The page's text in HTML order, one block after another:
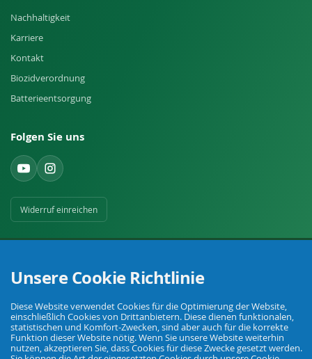
Nachhaltigkeit
Karriere
Kontakt
Biozidverordnung
Batterieentsorgung
Folgen Sie uns
Widerruf einreichen
Ihr Fachhandel für Landwirtschaft, Viehhaltung, Haus, Hof und Garten.
Unsere Cookie Richtlinie
Diese Website verwendet Cookies für die Optimierung der Website,
einschließlich Cookies von Drittanbietern. Diese dienen funktionalen,
statistischen und Komfort-Zwecken, sind aber auch für die korrekte
Funktion dieser Website nötig. Wenn Sie unsere Website weiterhin
nutzen, akzeptieren Sie, dass Cookies für diese Zwecke gesetzt werden.